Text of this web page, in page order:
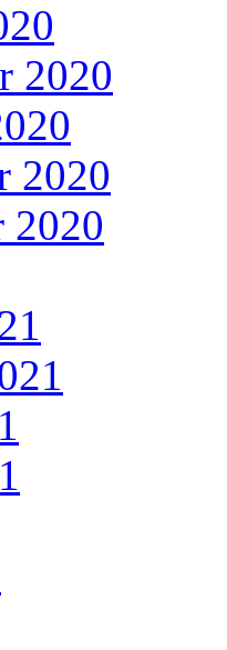
2020
2020
2020